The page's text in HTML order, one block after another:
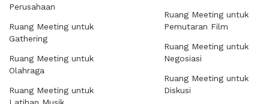
Perusahaan
Ruang Meeting untuk
Gathering
Ruang Meeting untuk
Olahraga
Ruang Meeting untuk
Ruang Meeting untuk
Pemutaran Film
Ruang Meeting untuk
Negosiasi
Ruang Meeting untuk
Diskusi